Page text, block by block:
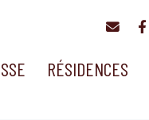
RÉSIDENCES